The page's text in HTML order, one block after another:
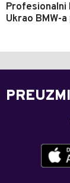
Profesionalni
Ukrao BMW-